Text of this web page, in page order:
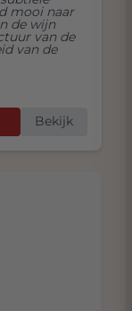
mooi naar
de wijn
van de
van de
Bekijk